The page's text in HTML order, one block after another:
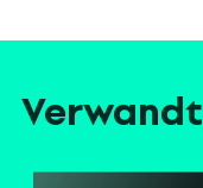
Verwandt